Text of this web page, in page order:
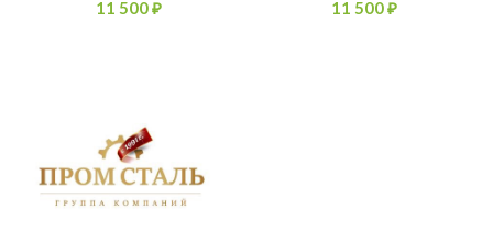
11 500₽ 11 500₽